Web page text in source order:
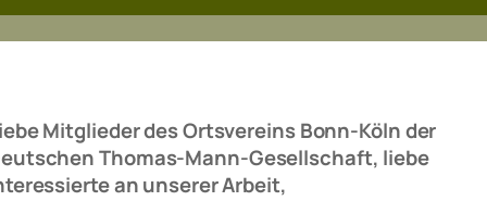
Mitglieder des Ortsvereins Bonn-Köln der
Thomas-Mann-Gesellschaft, liebe
an unserer Arbeit,